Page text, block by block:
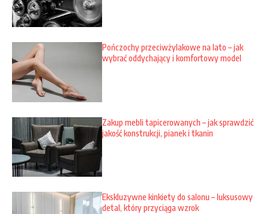
Pończochy przeciwżylakowe na lato – jak
wybrać oddychający i komfortowy model
Zakup mebli tapicerowanych – jak sprawdzić
jakość konstrukcji, pianek i tkanin
Ekskluzywne kinkiety do salonu – luksusowy
detal, który przyciąga wzrok